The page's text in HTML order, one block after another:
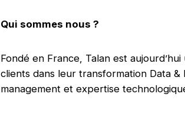
Qui sommes nous ?
Fondé en France, Talan est
clients dans leur transformation Data
management et expertise